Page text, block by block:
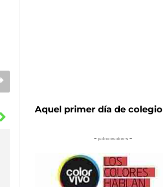
Aquel primer día de colegio
– patrocinadores –